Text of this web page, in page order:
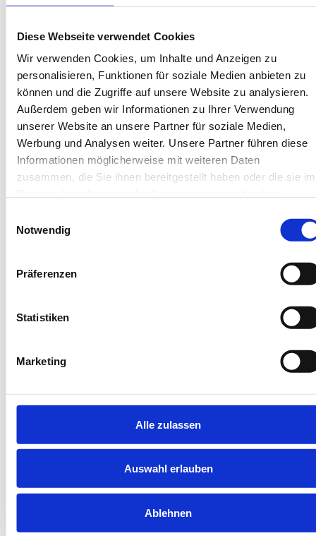
Diese Webseite verwendet Cookies
Wir verwenden Cookies, um Inhalte und Anzeigen zu
personalisieren, Funktionen für soziale Medien anbieten zu
können und die Zugriffe auf unsere Website zu analysieren.
Außerdem geben wir Informationen zu Ihrer Verwendung
unserer Website an unsere Partner für soziale Medien,
Werbung und Analysen weiter. Unsere Partner führen diese
Informationen möglicherweise mit weiteren Daten
zusammen, die Sie ihnen bereitgestellt haben oder die sie im
Notwendig
Präferenzen
Statistiken
Marketing
Alle zulassen
Auswahl erlauben
Ablehnen
Objekt-Nr.: 4890004
Diese Unterkunft teilen:
Diese Unterkünfte werden
Gleiche Insel